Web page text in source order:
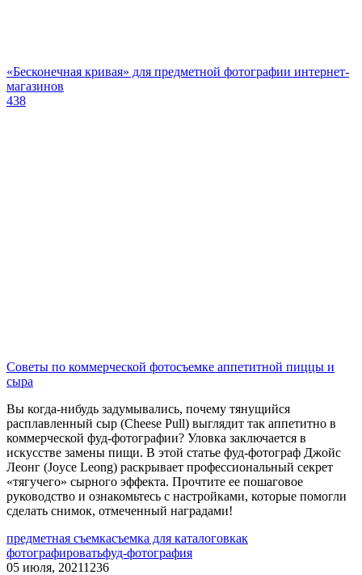
«Бесконечная кривая» для предметной фотографии интернет-
магазинов
438
Советы по коммерческой фотосъемке аппетитной пиццы и
сыра
Вы когда-нибудь задумывались, почему тянущийся
расплавленный сыр (Cheese Pull) выглядит так аппетитно в
коммерческой фуд-фотографии? Уловка заключается в
искусстве замены пищи. В этой статье фуд-фотограф Джойс
Леонг (Joyce Leong) раскрывает профессиональный секрет
«тягучего» сырного эффекта. Прочтите ее пошаговое
руководство и ознакомьтесь с настройками, которые помогли
сделать снимок, отмеченный наградами!
предметная съемкасъемка для каталоговкак
фотографироватьфуд-фотография
05 июля, 20211236